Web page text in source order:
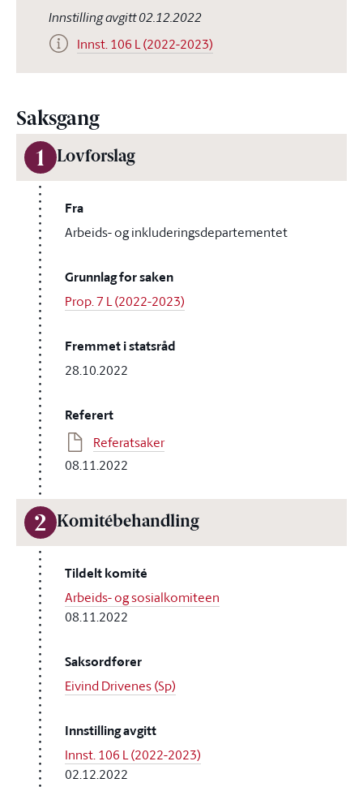
Innstilling avgitt 02.12.2022
Innst. 106 L (2022-2023)
Saksgang
1 Lovforslag
Fra
Arbeids- og inkluderingsdepartementet
Grunnlag for saken
Prop. 7 L (2022-2023)
Fremmet i statsråd
28.10.2022
Referert
Referatsaker
08.11.2022
2 Komitébehandling
Tildelt komité
Arbeids- og sosialkomiteen
08.11.2022
Saksordfører
Eivind Drivenes (Sp)
Innstilling avgitt
Innst. 106 L (2022-2023)
02.12.2022